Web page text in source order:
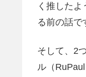
く推した
る前の話で
そして、2
ル（